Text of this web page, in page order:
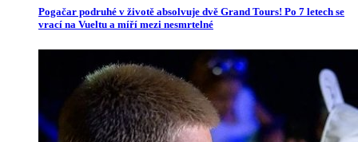
Pogačar podruhé v životě absolvuje dvě Grand Tours! Po 7 letech se
vrací na Vueltu a míří mezi nesmrtelné